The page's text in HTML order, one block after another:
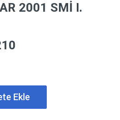
2001 SMİ I.
Ekle